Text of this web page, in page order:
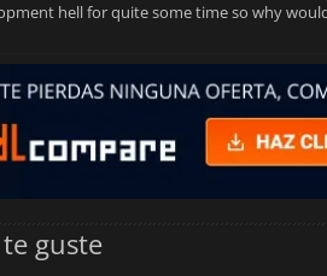
hell for quite some time so why
guste